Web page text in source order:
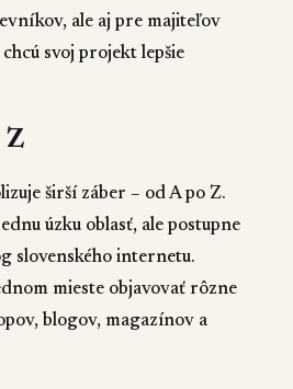
ale aj pre majiteľov
svoj projekt lepšie
Z
širší záber – od A po Z.
úzku oblasť, ale postupne
slovenského internetu.
mieste objavovať rôzne
blogov, magazínov a